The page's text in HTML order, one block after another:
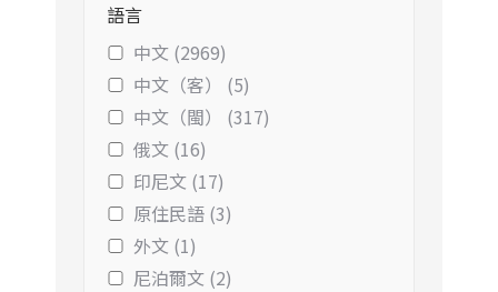
語言
中文 (2969)
中文（客） (5)
中文（閩） (317)
俄文 (16)
印尼文 (17)
原住民語 (3)
外文 (1)
尼泊爾文 (2)